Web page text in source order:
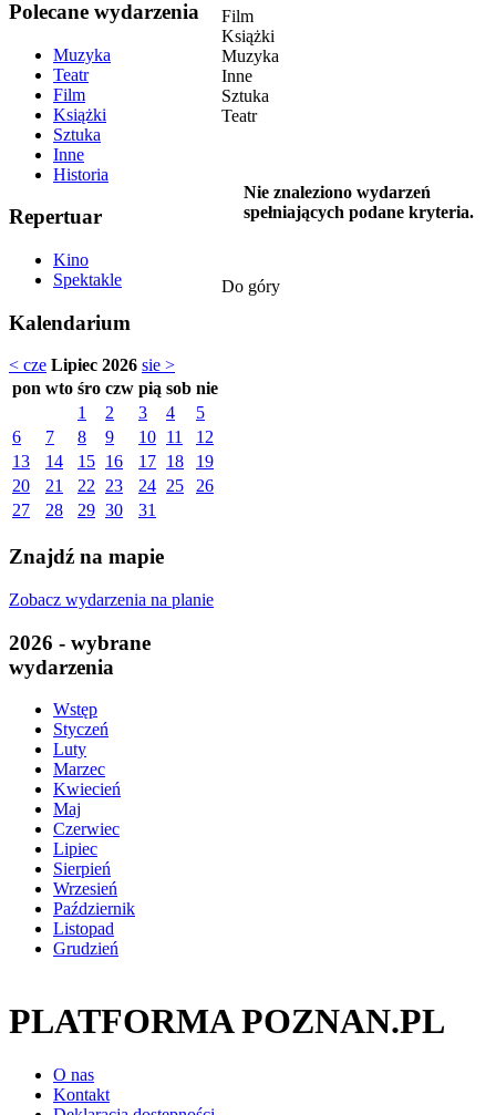
Polecane wydarzenia
Muzyka
Teatr
Film
Książki
Sztuka
Inne
Historia
Repertuar
Kino
Spektakle
Kalendarium
< cze Lipiec 2026 sie >
pon wto śro czw pią sob nie
1
2 3 4
5
6
7 8 9 10 11
12
13
14 15 16 17 18
19
20
21 22 23 24 25
26
27
28 29 30 31
Znajdź na mapie
Zobacz wydarzenia na planie
2026 - wybrane
wydarzenia
Wstęp
Styczeń
Luty
Marzec
Kwiecień
Maj
Czerwiec
Lipiec
Sierpień
Wrzesień
Październik
Listopad
Grudzień
Film
Książki
Muzyka
Inne
Sztuka
Teatr
Nie znaleziono wydarzeń
spełniających podane kryteria.
Do góry
PLATFORMA POZNAN.PL
O nas
Kontakt